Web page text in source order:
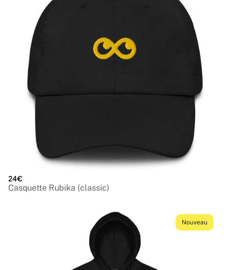
24€
Casquette Rubika (classic)
Nouveau